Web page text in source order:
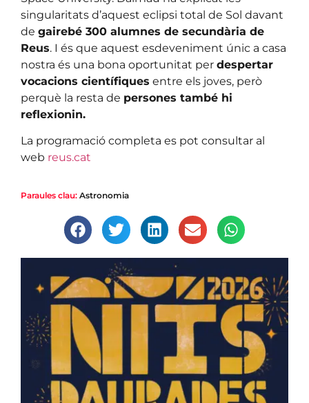
singularitats d’aquest eclipsi total de Sol davant
de gairebé 300 alumnes de secundària de
Reus. I és que aquest esdeveniment únic a casa
nostra és una bona oportunitat per despertar
vocacions científiques entre els joves, però
perquè la resta de persones també hi
reflexionin.
La programació completa es pot consultar al
web reus.cat
Paraules clau: Astronomia